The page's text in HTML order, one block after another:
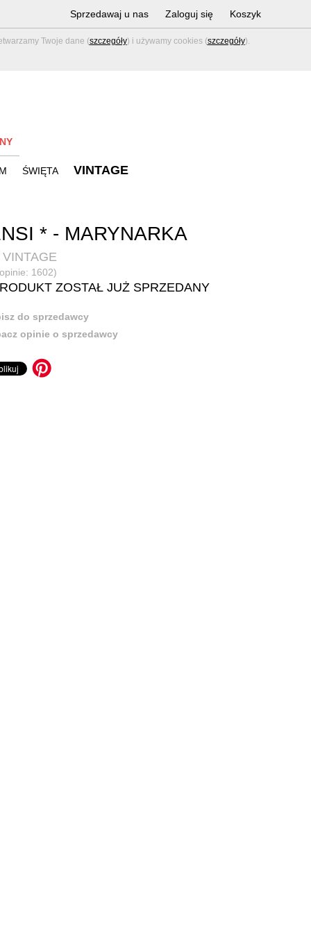
Twoje dane (szczegóły) i używamy cookies (szczegóły).
Sprzedawaj u nas Zaloguj się Koszyk
ŚWIĘTA VINTAGE
* - MARYNARKA
1602)
ZOSTAŁ JUŻ SPRZEDANY
do sprzedawcy
opinie o sprzedawcy